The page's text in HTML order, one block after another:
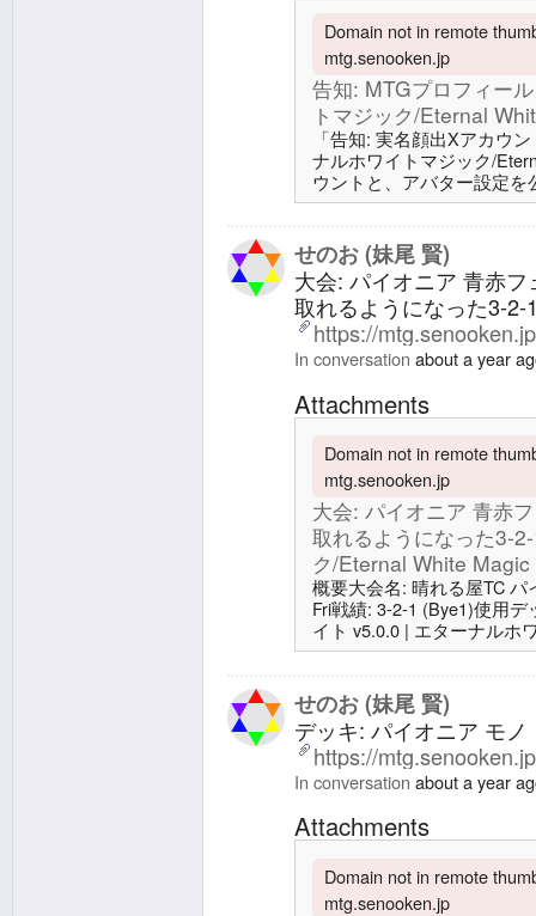
Domain not in remote
mtg.senooken.jp
告知: MTGプロフィー
トマジック/Eternal
「告知: 実名顔出Xアカウ
ナルホワイトマジック/
ウントと、アバター設定
めていると、MTGプロフ
「Profile | About | エターナ
Magic」にも設置した。
せのお (妹尾 賢)
大会: パイオニア 青赤
取れるようになった3-2-
https://
In conversation about a year
Attachments
Domain not in remote
mtg.senooken.jp
大会: パイオニア 青赤
取れるようになった3-
ク/Eternal White Magic
概要大会名: 晴れる屋TC パ
Fri戦績: 3-2-1 (Bye1)使用
イト v5.0.0 | エターナルホ
回: 大会: パイオニア 同じ
ジック/Eternal White
せのお (妹尾 賢)
デッキ: パイオニア モ
https://
In conversation about a year
Attachments
Domain not in remote
mtg.senooken.jp